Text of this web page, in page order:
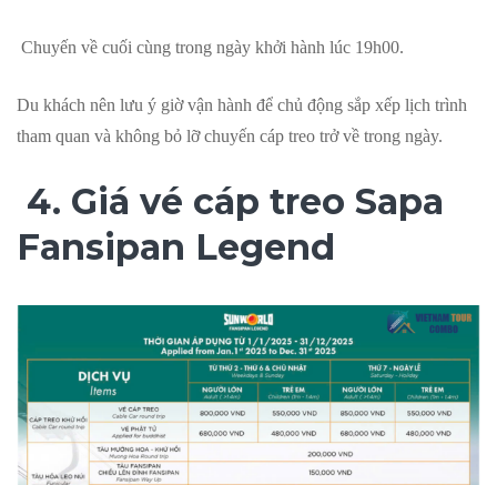
Chuyến về cuối cùng trong ngày khởi hành lúc 19h00.
Du khách nên lưu ý giờ vận hành để chủ động sắp xếp lịch trình
tham quan và không bỏ lỡ chuyến cáp treo trở về trong ngày.
4. Giá vé cáp treo Sapa
Fansipan Legend